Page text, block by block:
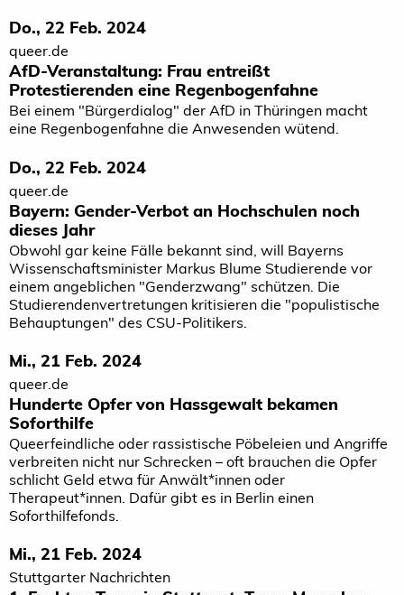
Do., 22 Feb. 2024
queer.de
AfD-Veranstaltung: Frau entreißt
Protestierenden eine Regenbogen­fahne
Bei einem "Bürgerdialog" der AfD in Thüringen macht
eine Regenbogenfahne die Anwesenden wütend.
Do., 22 Feb. 2024
queer.de
Bayern: Gender-Verbot an Hochschulen noch
dieses Jahr
Obwohl gar keine Fälle bekannt sind, will Bayerns
Wissenschaftsminister Markus Blume Studierende vor
einem angeblichen "Genderzwang" schützen. Die
Studierendenvertretungen kritisieren die "populistische
Behauptungen" des CSU-Politikers.
Mi., 21 Feb. 2024
queer.de
Hunderte Opfer von Hassgewalt bekamen
Soforthilfe
Queerfeindliche oder rassistische Pöbeleien und Angriffe
verbreiten nicht nur Schrecken – oft brauchen die Opfer
schlicht Geld etwa für Anwält*innen oder
Therapeut*innen. Dafür gibt es in Berlin einen
Soforthilfefonds.
Mi., 21 Feb. 2024
Stuttgarter Nachrichten